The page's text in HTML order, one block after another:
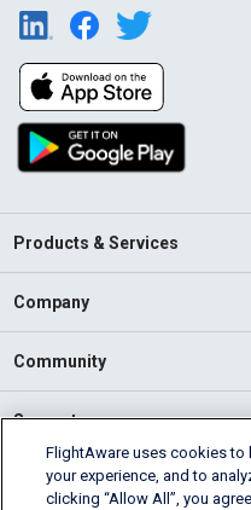
Products & Services
Company
Community
Support
English (USA)
2026 FlightAware
FlightAware uses cookies to
your experience, and to
clicking “Allow All”, you